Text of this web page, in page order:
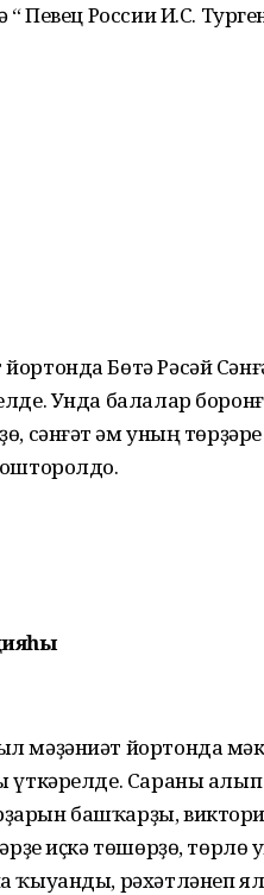
Певец России И.С.
Бөтә Рәсәй
Унда балалар
сәнғәт һәм уның
мәҙәниәт йортонда
үткәрелде. Сараны
башҡарҙы,
иҫкә төшөрҙө,
ҡыуанды, рәхәтләнеп